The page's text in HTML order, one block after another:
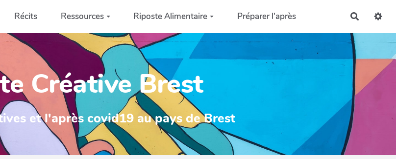
Récits Ressources Riposte Alimentaire Préparer l'après
Créative Brest
et l'après covid19 au pays de Brest